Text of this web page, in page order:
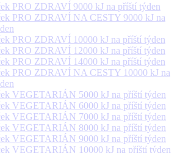
PRO ZDRAVÍ 9000 kJ na příští týden
PRO ZDRAVÍ NA CESTY 9000 kJ na
PRO ZDRAVÍ 10000 kJ na příští týden
PRO ZDRAVÍ 12000 kJ na příští týden
PRO ZDRAVÍ 14000 kJ na příští týden
PRO ZDRAVÍ NA CESTY 10000 kJ na
VEGETARIÁN 5000 kJ na příští týden
VEGETARIÁN 6000 kJ na příští týden
VEGETARIÁN 7000 kJ na příští týden
VEGETARIÁN 8000 kJ na příští týden
VEGETARIÁN 9000 kJ na příští týden
VEGETARIÁN 10000 kJ na příští týden